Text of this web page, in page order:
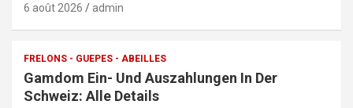
6 août 2026 admin
FRELONS - GUEPES - ABEILLES
Gamdom Ein- Und Auszahlungen In Der
Schweiz: Alle Details